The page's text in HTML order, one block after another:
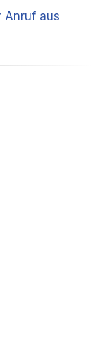
Anruf aus